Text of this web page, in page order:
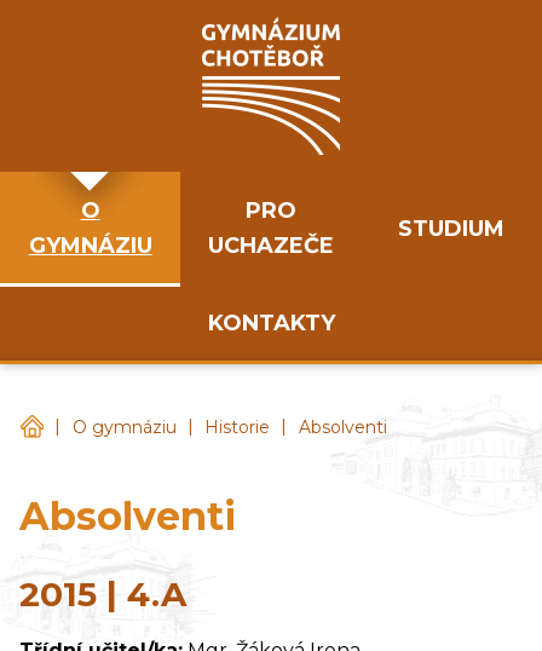
O
GYMNÁZIU
PRO
UCHAZEČE
STUDIUM
KONTAKTY
Gymnázium Chotěboř
| O gymnáziu | Historie | Absolventi
Absolventi
2015 | 4.A